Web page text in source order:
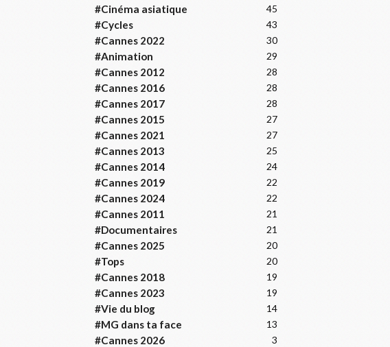
#Cinéma asiatique 45
#Cycles 43
#Cannes 2022 30
#Animation 29
#Cannes 2012 28
#Cannes 2016 28
#Cannes 2017 28
#Cannes 2015 27
#Cannes 2021 27
#Cannes 2013 25
#Cannes 2014 24
#Cannes 2019 22
#Cannes 2024 22
#Cannes 2011 21
#Documentaires 21
#Cannes 2025 20
#Tops 20
#Cannes 2018 19
#Cannes 2023 19
#Vie du blog 14
#MG dans ta face 13
#Cannes 2026 3